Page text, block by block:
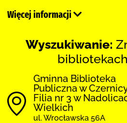
Więcej informacji
Wyszukiwanie:
Gminna Biblioteka
Publiczna w
Filia nr 3 w
Wielkich
ul. Wrocławska 56A